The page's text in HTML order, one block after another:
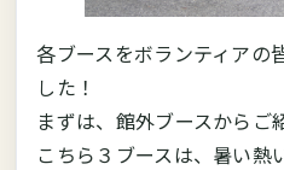
各ブースをボランティアの
した！
まずは、館外ブースからご
こちら３ブースは、暑い熱